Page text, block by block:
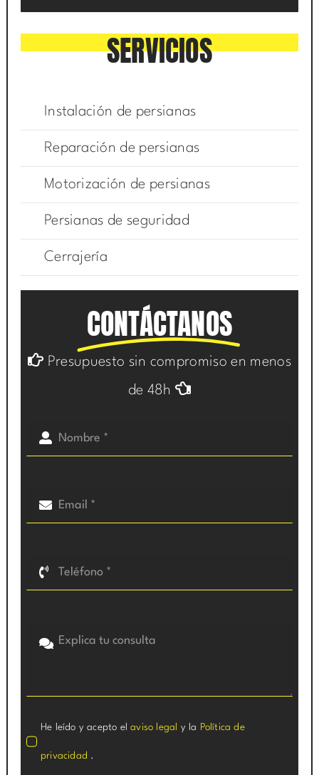
SERVICIOS
Instalación de persianas
Reparación de persianas
Motorización de persianas
Persianas de seguridad
Cerrajería
CONTÁCTANOS
Presupuesto sin compromiso en menos
de 48h
He leído y acepto elaviso legal y la Política de
privacidad .